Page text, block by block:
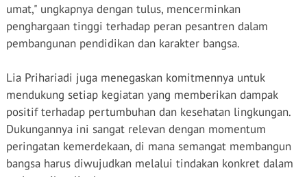
umat," ungkapnya dengan tulus, mencerminkan
penghargaan tinggi terhadap peran pesantren dalam
pembangunan pendidikan dan karakter bangsa.
Lia Prihariadi juga menegaskan komitmennya untuk
mendukung setiap kegiatan yang memberikan dampak
positif terhadap pertumbuhan dan kesehatan lingkungan.
Dukungannya ini sangat relevan dengan momentum
peringatan kemerdekaan, di mana semangat membangun
bangsa harus diwujudkan melalui tindakan konkret dalam